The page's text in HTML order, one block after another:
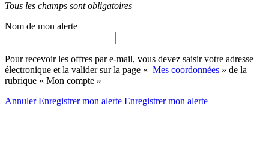
Tous les champs sont obligatoires
Nom de mon alerte
Pour recevoir les offres par e-mail, vous devez saisir votre adresse
électronique et la valider sur la page « Mes coordonnées » de la
rubrique « Mon compte »
AnnulerEnregistrer mon alerte Enregistrermon alerte